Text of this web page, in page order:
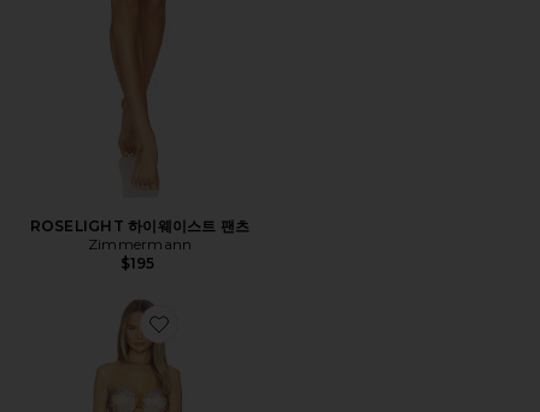
ROSELIGHT 하이웨이스트 팬츠
Zimmermann
$195
Favorite INDRA 원피스